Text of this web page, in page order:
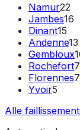
Namur22
Jambes16
Dinant15
Andenne13
Gembloux
Rochefort7
Florennes7
Yvoir5
Alle